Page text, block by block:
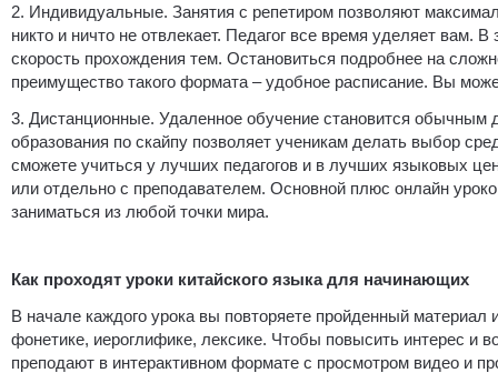
2. Индивидуальные. Занятия с репетиром позволяют
никто и ничто не отвлекает. Педагог все время уделяет вам.
скорость прохождения тем. Остановиться подробнее на
преимущество такого формата – удобное расписание. Вы
3. Дистанционные. Удаленное обучение становится обычным
образования по скайпу позволяет ученикам делать выбор
сможете учиться у лучших педагогов и в лучших языковых
или отдельно с преподавателем. Основной плюс онлайн
заниматься из любой точки мира.
Как проходят уроки китайского языка для начинающих
В начале каждого урока вы повторяете пройденный материал
фонетике, иероглифике, лексике. Чтобы повысить интерес и
преподают в интерактивном формате с просмотром видео и